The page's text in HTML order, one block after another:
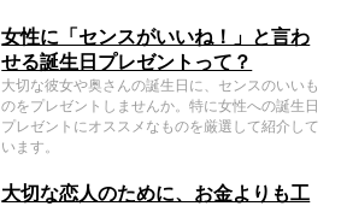
女性に「センスがいいね！」と言わ
せる誕生日プレゼントって？
大切な彼女や奥さんの誕生日に、センスのいいも
のをプレゼントしませんか。特に女性への誕生日
プレゼントにオススメなものを厳選して紹介して
います。
大切な恋人のために、お金よりも工